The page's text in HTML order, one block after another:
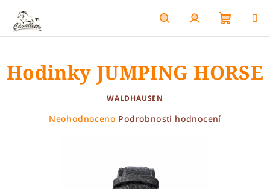
obsah
HledatPřihlášení
košík
Hodinky JUMPING HORSE
WALDHAUSEN
Průměrné
Neohodnoceno Podrobnosti hodnocení